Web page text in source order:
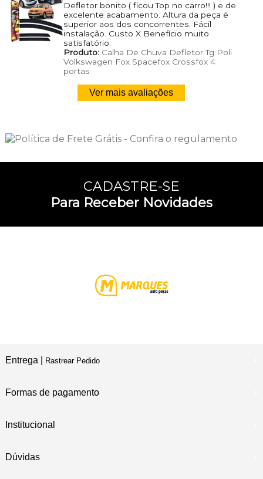
Defletor bonito ( ficou Top no carro!!! ) e de
excelente acabamento. Altura da peça é
superior aos dos concorrentes. Fácil
instalação. Custo X Benefício muito
satisfatório.
Produto:Calha De Chuva Defletor Tg Poli
Volkswagen Fox Spacefox Crossfox 4
portas
Ver mais avaliações
CADASTRE-SE
Para Receber Novidades
Entrega | Rastrear Pedido
Formas de pagamento
Institucional
Dúvidas